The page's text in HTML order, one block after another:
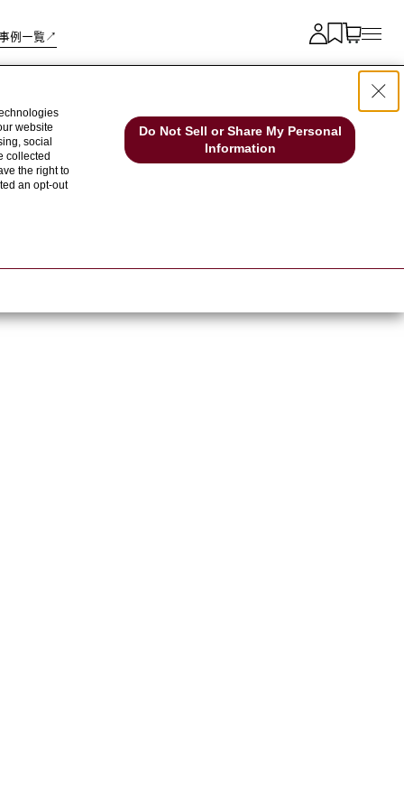
例一覧↗︎
website
social
collected
the right to
an opt-out
Do Not Sell or Share My Personal
Information